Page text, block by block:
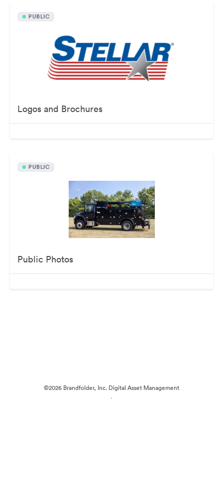
PUBLIC
Logos and Brochures
PUBLIC
Public Photos
©2026 Brandfolder, Inc. Digital Asset Management
·